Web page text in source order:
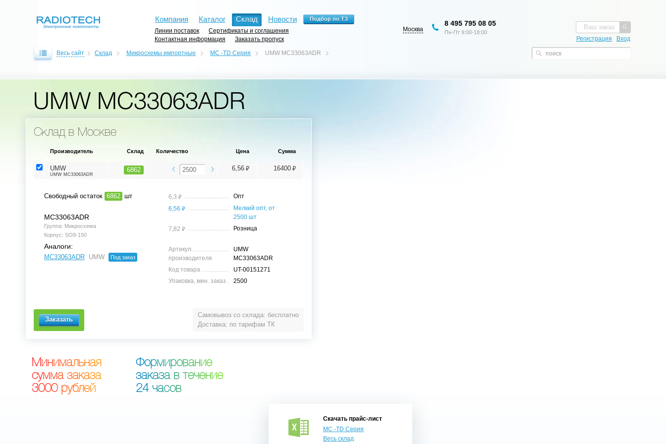
Компания Каталог Склад Новости
Линии поставок
Сертификаты и соглашения
Контактная информация
Заказать пропуск
0
Ваш заказ
Регистрация Вход
Москва
8 495 795 08 05
Пн-Пт 9:00-18:00
Весь сайт Склад Микросхемы импортные MC -TD Серия UMW MC33063ADR
UMW MC33063ADR
Склад в Москве
Самовывоз со склада: бесплатно
Доставка: по тарифам ТК
Производитель Склад Количество Цена Сумма
UMW
UMW MC33063ADR
6862 6,56 ⃏ 16400 ⃏
Свободный остаток 6862 шт
MC33063ADR
Группа: Микросхема
Корпус: SO8-150
Аналоги:
MC33063ADR UMW Под заказ
6,3 ⃏
Опт
6,56 ⃏
Мелкий опт, от
2500 шт
7,82 ⃏ Розница
Артикул
производителя
UMW
MC33063ADR
Код товара
UT-00151271
Упаковка, мин. заказ
2500
Минимальная
сумма заказа
3000 рублей
Формирование
заказа в течение
24 часов
Скачать прайс-лист
MC -TD Серия
Весь склад